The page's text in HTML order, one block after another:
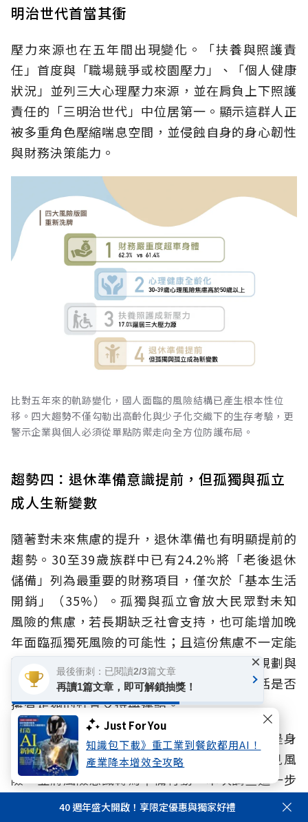
Just For You
知識包下載》重工業到餐飲都用AI！
產業降本增效全攻略
明治世代首當其衝
壓力來源也在五年間出現變化。「扶養與照護責
任」首度與「職場競爭或校園壓力」、「個人健康
狀況」並列三大心理壓力來源，並在肩負上下照護
責任的「三明治世代」中位居第一。顯示這群人正
被多重角色壓縮喘息空間，並侵蝕自身的身心韌性
與財務決策能力。
比對五年來的軌跡變化，國人面臨的風險結構已產生根本性位
移。四大趨勢不僅勾勒出高齡化與少子化交織下的生存考驗，更
警示企業與個人必須從單點防禦走向全方位防護布局。
趨勢四：退休準備意識提前，但孤獨與孤立
成人生新變數
隨著對未來焦慮的提升，退休準備也有明顯提前的
趨勢。30至39歲族群中已有24.2%將「老後退休
儲備」列為最重要的財務項目，僅次於「基本生活
開銷」（35%）。孤獨與孤立會放大民眾對未知
風險的焦慮，若長期缺乏社會支持，也可能增加晚
年面臨孤獨死風險的可能性；且這份焦慮不一定能
轉化為實質行動，突顯老後準備能否被妥善規劃與
執行，已不再侷限於單純的金融工具，更包括是否
擁有足夠的社會支持與連結。
從四大趨勢可以發現，影響人生風險的，不只是身
體、心理或財務本身，而是民眾能否及早看見風
險、並將風險意識轉為準備行動。本次調查進一步
發現，主觀孤獨與客觀孤立，正是影響風險認知與
40 週年盛大開啟！享限定優惠與獨家好禮
最後衝刺：已閱讀2/3篇文章
再讀1篇文章，即可解鎖抽獎！
×